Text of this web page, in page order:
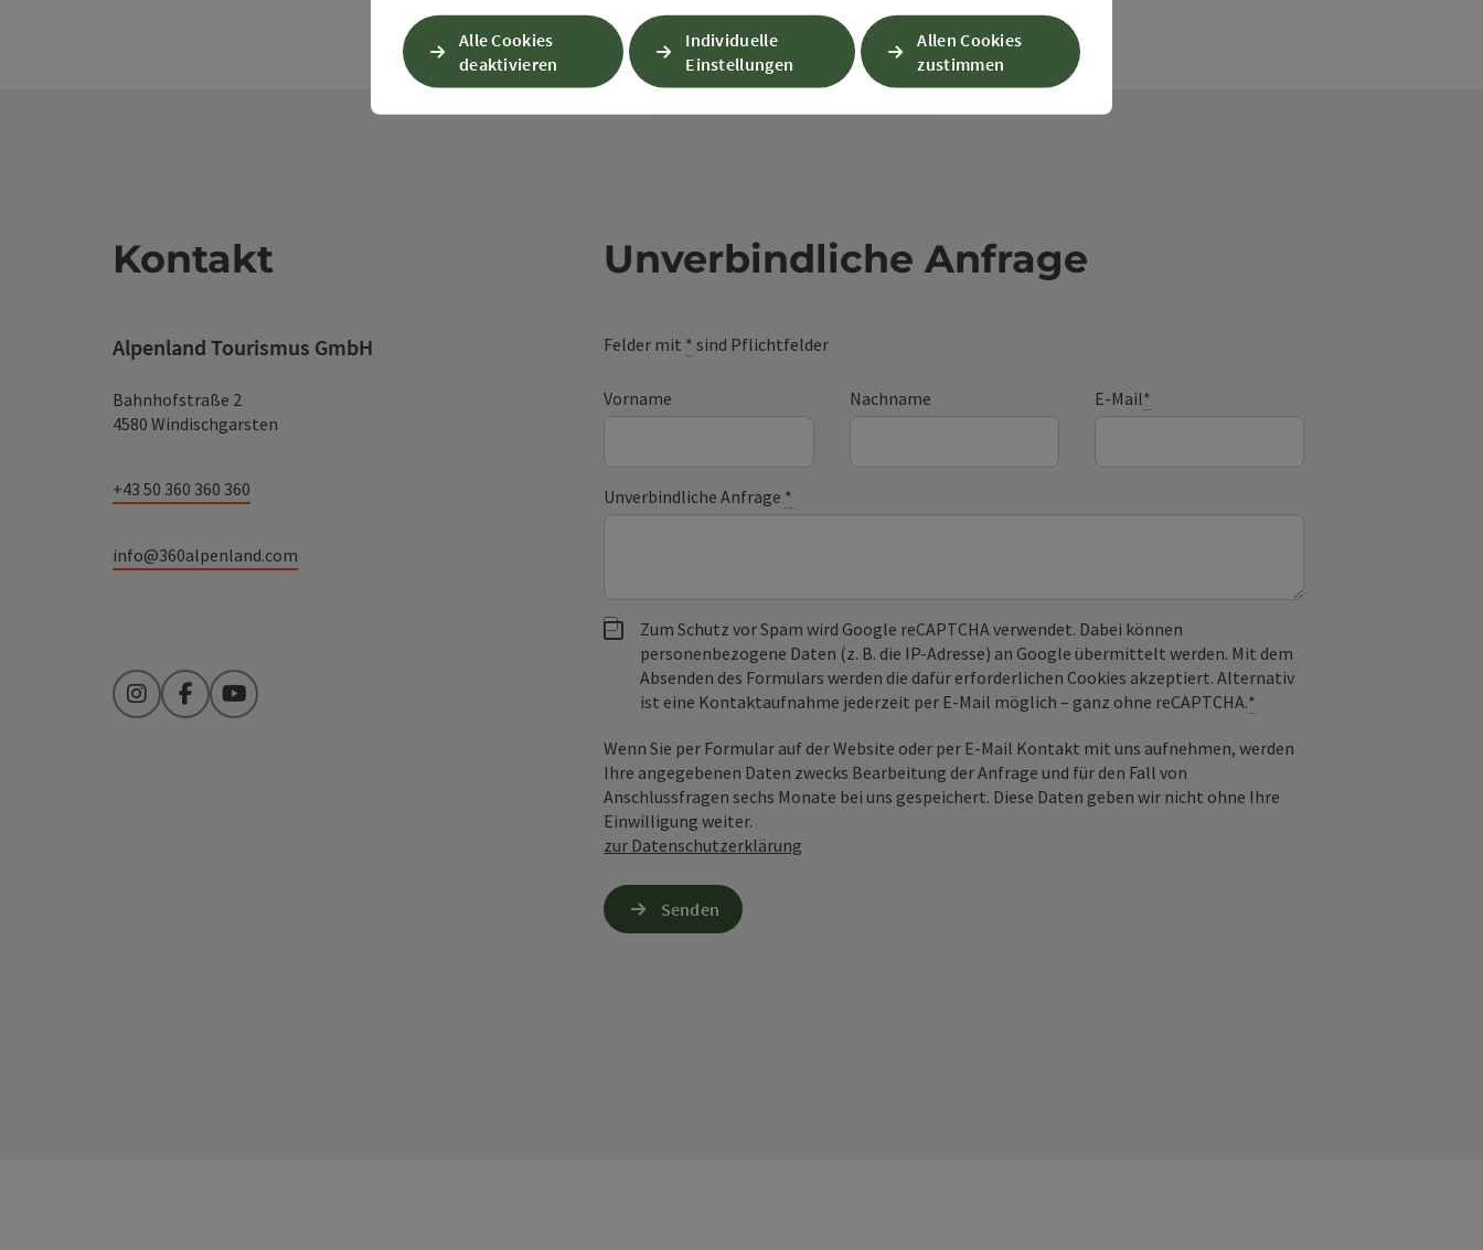
Kontakt
Alpenland Tourismus GmbH
Bahnhofstraße 2
4580 Windischgarsten
+43 50 360 360 360
info@360alpenland.com
InstagramFacebookYouTube
Unverbindliche Anfrage
Felder mit * sind Pflichtfelder
Vorname Nachname E-Mail*
Unverbindliche Anfrage *
Zum Schutz vor Spam wird Google reCAPTCHA verwendet. Dabei können
personenbezogene Daten (z. B. die IP-Adresse) an Google übermittelt werden. Mit dem
Absenden des Formulars werden die dafür erforderlichen Cookies akzeptiert. Alternativ
ist eine Kontaktaufnahme jederzeit per E-Mail möglich – ganz ohne reCAPTCHA.*
Wenn Sie per Formular auf der Website oder per E-Mail Kontakt mit uns aufnehmen, werden
Ihre angegebenen Daten zwecks Bearbeitung der Anfrage und für den Fall von
Anschlussfragen sechs Monate bei uns gespeichert. Diese Daten geben wir nicht ohne Ihre
Einwilligung weiter.
zur Datenschutzerklärung
Senden
Alle Cookies
deaktivieren
Individuelle
Einstellungen
Allen Cookies
zustimmen